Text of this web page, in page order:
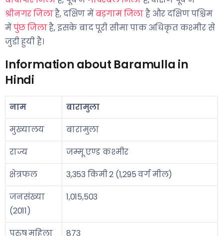
श्रीनगर जिलाहै, दक्षिण मेंबड़गाम जिलाहै और दक्षिण पश्चिम
मेंपुंछ जिलाहै, इसके बाद पूरी सीमा पाक अधिकृत कश्मीर से
जुडी हुयी है।
Information about Baramulla in
Hindi
नाम
बारामुला
मुख्यालय
बारामुला
राज्य
जम्मू एण्ड कश्मीर
क्षेत्रफल
3,353 किमी 2 (1,295 वर्ग मील)
जनसंख्या
(2011)
1,015,503
पुरुष महिला
873